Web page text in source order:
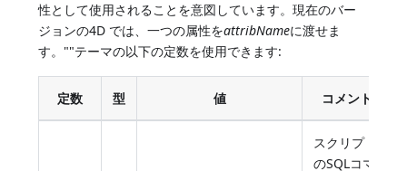
性として使用されることを意図しています。現在のバー
ジョンの4D では、一つの属性をattribNameに渡せま
す。""テーマの以下の定数を使用できます:
定数 型 値 コメント
スクリプト
のSQLコマ